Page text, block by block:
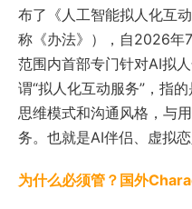
布了《人工智能拟人化互
称《办法》），自2026年
范围内首部专门针对AI拟
谓“拟人化互动服务”，指
思维模式和沟通风格，与
务。也就是AI伴侣、虚拟恋
为什么必须管？国外